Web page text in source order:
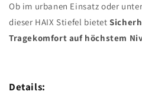
Ob im urbanen Einsatz oder
dieser HAIX Stiefel bietet
Tragekomfort auf höchstem
Details: